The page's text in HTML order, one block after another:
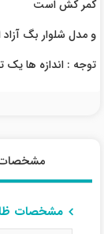
کمر کش است
و مدل شلوار بگ
توجه : اندازه ها یک
مشخصات